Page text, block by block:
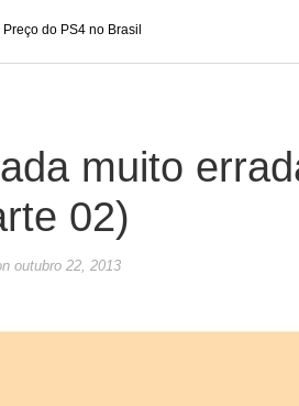
do PS4 no Brasil
muito
02)
outubro 22, 2013